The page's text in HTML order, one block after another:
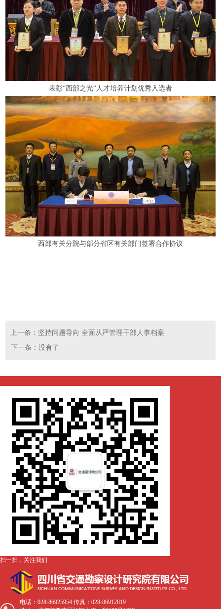
表彰“西部之光”人才培养计划优秀入选者
西部有关分院与部分省区有关部门签署合作协议
上一条：坚持问题导向 全面从严管理干部人事档案
下一条：没有了
扫一扫，关注我们
电话：028-86925954 传真：028-86912819